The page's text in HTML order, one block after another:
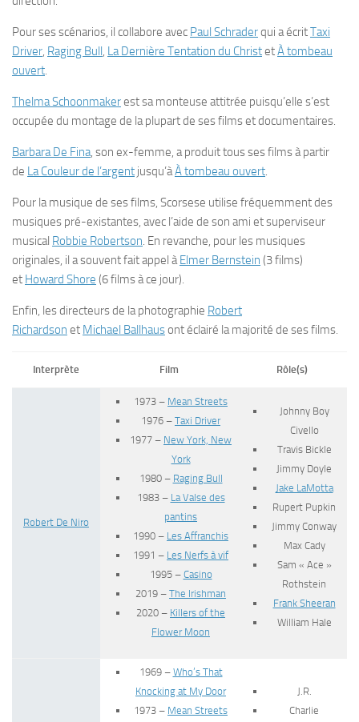
Pour ses scénarios, il collabore avec Paul Schraderqui a écritTaxi
Driver, Raging Bull, La Dernière Tentation du ChristetÀ tombeau
ouvert.
Thelma Schoonmakerest sa monteuse attitrée puisqu’elle s’est
occupée du montage de la plupart de ses films et documentaires.
Barbara De Fina, son ex-femme, a produit tous ses films à partir
de La Couleur de l’argent jusqu’àÀ tombeau ouvert.
Pour la musique de ses films, Scorsese utilise fréquemment des
musiques pré-existantes, avec l’aide de son ami et superviseur
musical Robbie Robertson. En revanche, pour les musiques
originales, il a souvent fait appel àElmer Bernstein (3 films)
et Howard Shore (6 films à ce jour).
Enfin, les directeurs de la photographie Robert
Richardson et Michael Ballhausont éclairé la majorité de ses films.
Interprète Film Rôle(s)
Robert De Niro
1973 – Mean Streets
1976 – Taxi Driver
1977 – New York, New
York
1980 – Raging Bull
1983 – La Valse des
pantins
1990 – Les Affranchis
1991 – Les Nerfs à vif
1995 – Casino
2019 – The Irishman
2020 – Killers of the
Flower Moon
Johnny Boy
Civello
Travis Bickle
Jimmy Doyle
Jake LaMotta
Rupert Pupkin
Jimmy Conway
Max Cady
Sam « Ace »
Rothstein
Frank Sheeran
William Hale
1969 – Who’s That
Knocking at My Door
1973 – Mean Streets
J.R.
Charlie